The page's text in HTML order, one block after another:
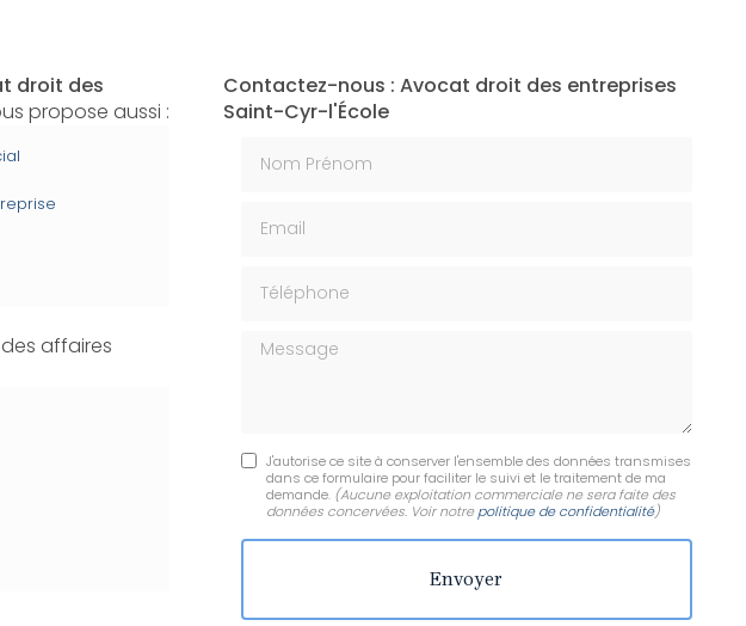
droit des
propose aussi :
des affaires
Contactez-nous : Avocat droit des entreprises
Saint-Cyr-l'École
Message
J'autorise ce site à conserver l'ensemble des données transmises
dans ce formulaire pour faciliter le suivi et le traitement de ma
demande. (Aucune exploitation commerciale ne sera faite des
données concervées. Voir notre politique de confidentialité)